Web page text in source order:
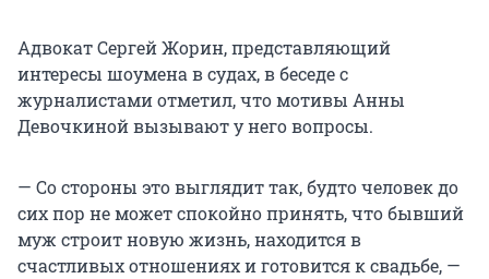
Адвокат Сергей Жорин, представляющий
интересы шоумена в судах, в беседе с
журналистами отметил, что мотивы Анны
Девочкиной вызывают у него вопросы.
— Со стороны это выглядит так, будто человек до
сих пор не может спокойно принять, что бывший
муж строит новую жизнь, находится в
счастливых отношениях и готовится к свадьбе, —